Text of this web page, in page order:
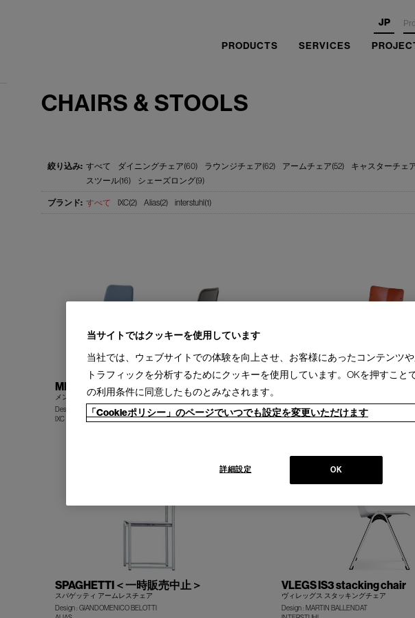
JP
PRODUCTS SERVICES
CHAIRS & STOOLS
すべて ダイニングチェア(60) ラウンジチェア(62) アームチェア(52) キャスターチェ
スツール(16)
シェーズロング(9)
すべて IXC(2) Alias(2) interstuhl(1)
MEMBRANE
メンブレン スタッキングチェア
Design : RODRIGO TORRES
IXC
Design : IXC R&D
IXC
SPAGHETTI＜一時販売中止＞
スパゲッティ アームレスチェア
Design : GIANDOMENICO BELOTTI
VLEGS IS3 stacking chair
ヴィレッグス スタッキングチェア
Design : MARTIN BALLENDAT
当サイトではクッキーを使用しています
当社では、ウェブサイトでの体験を向上させ、お客様にあったコンテンツや
トラフィックを分析するためにクッキーを使用しています。OKを押すこと
の利用条件に同意したものとみなされます。
「Cookieポリシー」のページでいつでも設定を変更いただけます
OK
詳細設定